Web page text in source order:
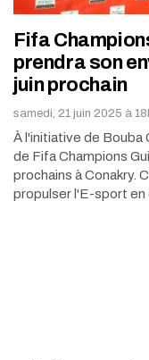
Fifa
prendra son
juin prochain
samedi, 21 juin 2025 à
À l'initiative de Bouba
de Fifa Champions
prochains à Conakry.
propulser l'E-sport en